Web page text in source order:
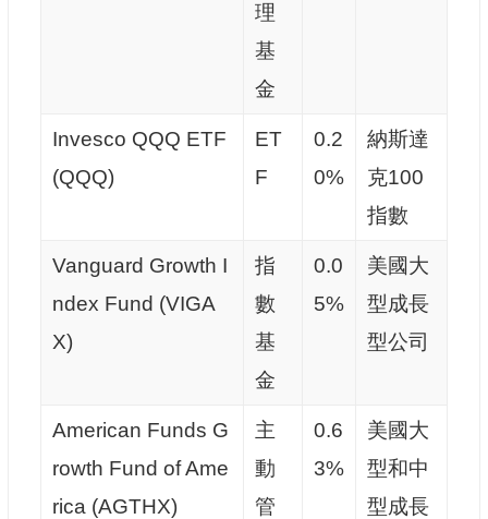
理
基
金
Invesco QQQ ETF
(QQQ)
ET
F
0.2
0%
納斯達
克100
指數
Vanguard Growth I
ndex Fund (VIGA
X)
指
數
基
金
0.0
5%
美國大
型成長
型公司
American Funds G
rowth Fund of Ame
rica (AGTHX)
主
動
管
0.6
3%
美國大
型和中
型成長